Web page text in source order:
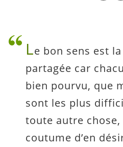
Le bon sens est
partagée car
bien pourvu, que
sont les plus
toute autre chose,
coutume d’en